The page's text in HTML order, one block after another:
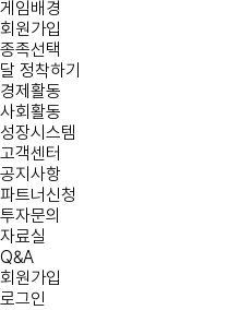
게임배경
회원가입
종족선택
달 정착하기
경제활동
사회활동
성장시스템
고객센터
공지사항
파트너신청
투자문의
자료실
Q&A
회원가입
로그인